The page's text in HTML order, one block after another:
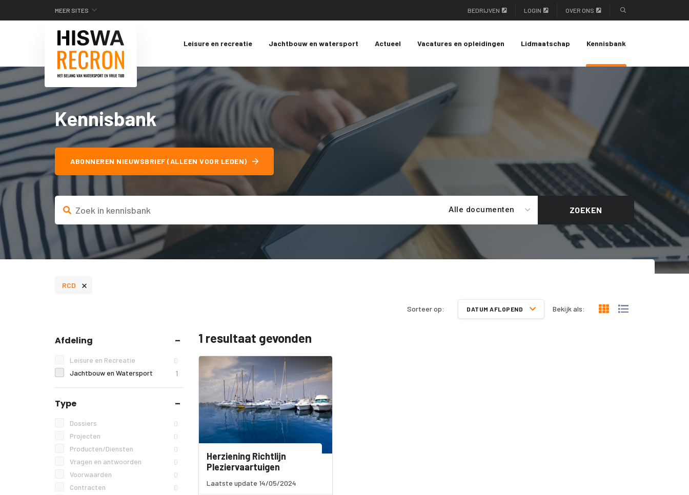
MEER SITES BEDRIJVEN LOGIN OVER ONS
Leisure en recreatie Jachtbouw en watersport Actueel Vacatures en opleidingen Lidmaatschap Kennisbank
Kennisbank
ABONNEREN NIEUWSBRIEF (ALLEEN VOOR LEDEN)
Alle documenten ZOEKEN
RCD ×
Sorteer op: DATUM AFLOPEND Bekijk als:
Afdeling
Leisure en Recreatie 0
Jachtbouw en Watersport 1
Type
Dossiers 0
Projecten 0
Producten/Diensten 0
Vragen en antwoorden 0
Voorwaarden 0
Contracten 0
1 resultaat gevonden
Herziening Richtlijn
Pleziervaartuigen
Laatste update 14/05/2024